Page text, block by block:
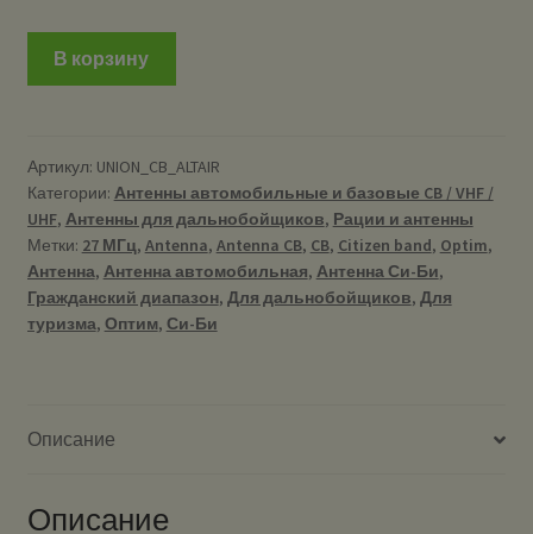
В корзину
Артикул: UNION_CB_ALTAIR
Категории: Антенны автомобильные и базовые CB / VHF /
UHF, Антенны для дальнобойщиков, Рации и антенны
Метки: 27 МГц, Antenna, Antenna CB, CB, Citizen band, Optim,
Антенна, Антенна автомобильная, Антенна Си-Би,
Гражданский диапазон, Для дальнобойщиков, Для
туризма, Оптим, Си-Би
Описание
Описание